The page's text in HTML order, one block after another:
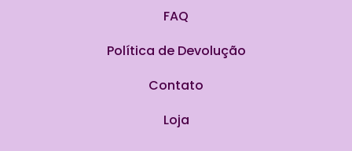
FAQ
Política de Devolução
Contato
Loja